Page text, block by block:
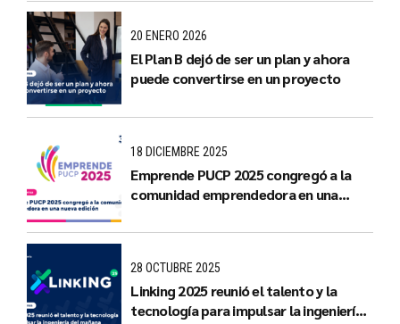
20 ENERO 2026
El Plan B dejó de ser un plan y ahora
puede convertirse en un proyecto
18 DICIEMBRE 2025
Emprende PUCP 2025 congregó a la
comunidad emprendedora en una
28 OCTUBRE 2025
Linking 2025 reunió el talento y la
tecnología para impulsar la ingeniería